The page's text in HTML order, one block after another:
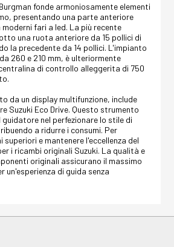
fonde armoniosamente elementi
presentando una parte anteriore
fari a led. La più recente
una ruota anteriore da 15 pollici di
la precedente da 14 pollici. L'impianto
260 e 210 mm, è ulteriormente
di controllo alleggerita di 750
da un display multifunzione, include
Suzuki Eco Drive. Questo strumento
nel perfezionare lo stile di
a ridurre i consumi. Per
e mantenere l'eccellenza del
i ricambi originali Suzuki. La qualità e
originali assicurano il massimo
un'esperienza di guida senza